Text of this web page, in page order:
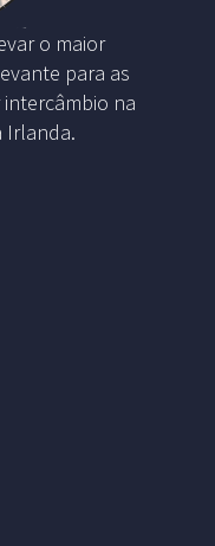
o maior
para as
na
Irlanda.